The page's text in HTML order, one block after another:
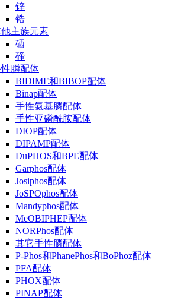
锌
锆
主族元素
硒
碲
膦配体
BIDIME和BIBOP配体
Binap配体
手性氨基膦配体
手性亚磷酰胺配体
DIOP配体
DIPAMP配体
DuPHOS和BPE配体
Garphos配体
Josiphos配体
JoSPOphos配体
Mandyphos配体
MeOBIPHEP配体
NORPhos配体
其它手性膦配体
P-Phos和PhanePhos和BoPhoz配体
PFA配体
PHOX配体
PINAP配体